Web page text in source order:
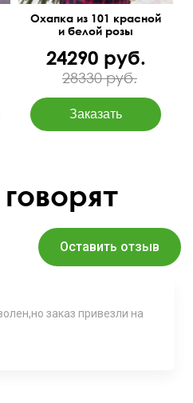
Охапка из 101 красной
и белой розы
24290 руб.
28330 руб.
Оставить отзыв
заказ привезли на